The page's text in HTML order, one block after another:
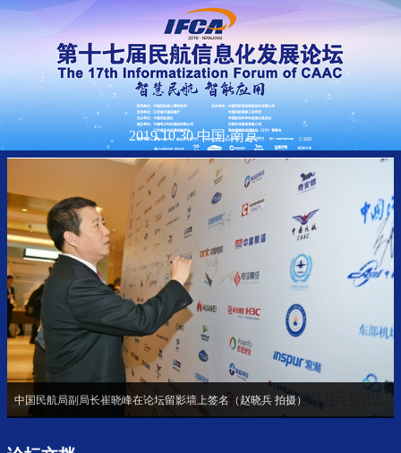
2019.10.30 中国·南京
第十七届民航信息化发展论坛现场（赵晓兵 拍摄）